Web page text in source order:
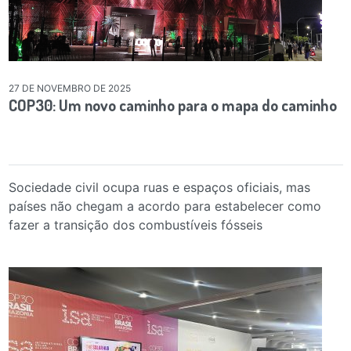
27 DE NOVEMBRO DE 2025
COP30: Um novo caminho para o mapa do caminho
Sociedade civil ocupa ruas e espaços oficiais, mas
países não chegam a acordo para estabelecer como
fazer a transição dos combustíveis fósseis